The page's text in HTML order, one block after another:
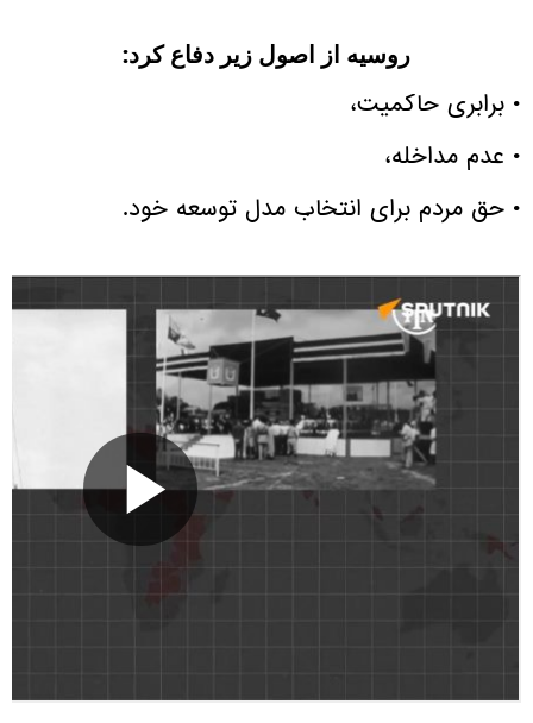
روسیه از اصول زیر دفاع کرد:
• برابری حاکمیت،
• عدم مداخله،
• حق مردم برای انتخاب مدل توسعه خود.